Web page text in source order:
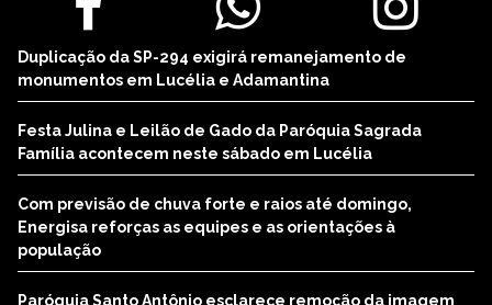
Duplicação da SP-294 exigirá remanejamento de
monumentos em Lucélia e Adamantina
Festa Julina e Leilão de Gado da Paróquia Sagrada
Família acontecem neste sábado em Lucélia
Com previsão de chuva forte e raios até domingo,
Energisa reforças as equipes e as orientações à
população
Paróquia Santo Antônio esclarece remoção da imagem